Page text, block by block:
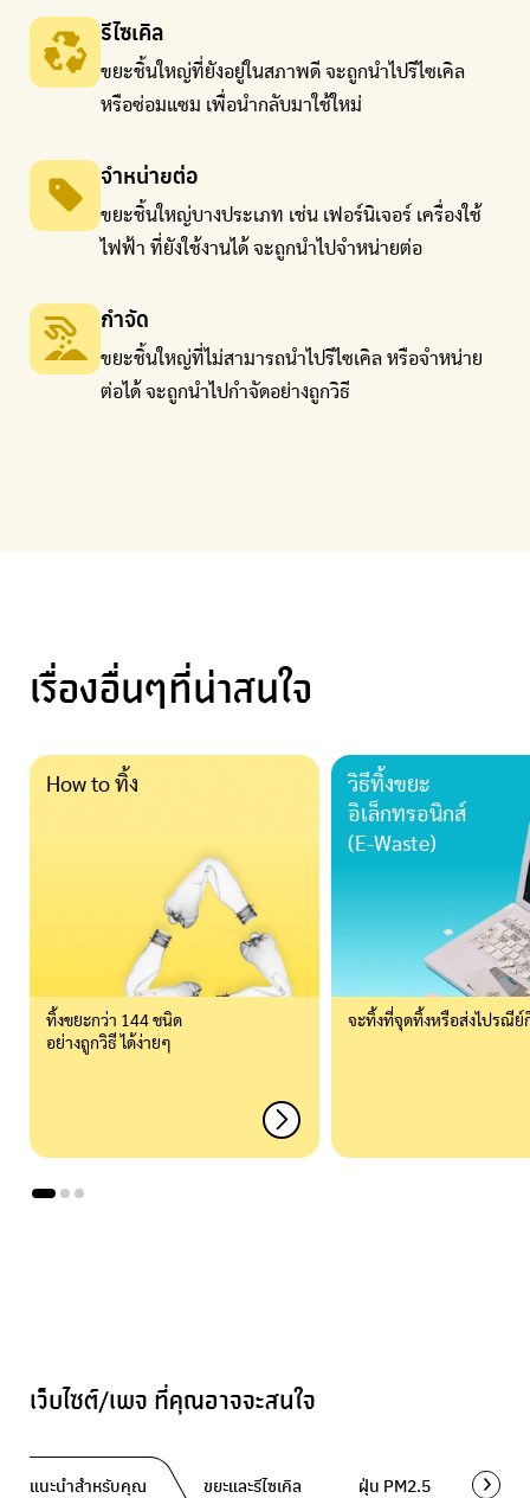
รีไซเคิล
ขยะชิ้นใหญ่ที่ยังอยู่ในสภาพดี จะถูกนำไปรีไซเคิล
หรือซ่อมแซม เพื่อนำกลับมาใช้ใหม่
จำหน่ายต่อ
ขยะชิ้นใหญ่บางประเภท เช่น เฟอร์นิเจอร์ เครื่องใช้
ไฟฟ้า ที่ยังใช้งานได้ จะถูกนำไปจำหน่ายต่อ
กำจัด
ขยะชิ้นใหญ่ที่ไม่สามารถนำไปรีไซเคิล หรือจำหน่าย
ต่อได้ จะถูกนำไปกำจัดอย่างถูกวิธี
เรื่องอื่นๆที่น่าสนใจ
How to ทิ้ง
ทิ้งขยะกว่า 144 ชนิด
อย่างถูกวิธี ได้ง่ายๆ
วิธีทิ้งขยะ
อิเล็กทรอนิกส์
(E-Waste)
จะทิ้งที่จุดทิ้งหรือส่งไปรณีย์
เว็บไซต์/เพจ ที่คุณอาจจะสนใจ
แนะนำสำหรับคุณ ขยะและรีไซเคิล ฝุ่น PM2.5 พื้นที่สี